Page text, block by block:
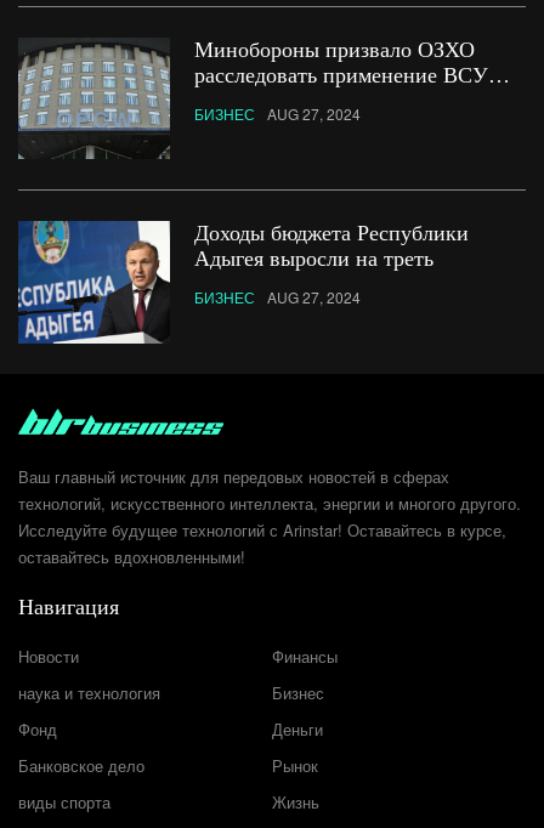
Минобороны призвало ОЗХО
расследовать применение ВСУ
БИЗНЕС AUG 27, 2024
Доходы бюджета Республики
Адыгея выросли на треть
БИЗНЕС AUG 27, 2024
Ваш главный источник для передовых новостей в сферах
технологий, искусственного интеллекта, энергии и многого другого.
Исследуйте будущее технологий с Arinstar! Оставайтесь в курсе,
оставайтесь вдохновленными!
Навигация
Новости
Финансы
наука и технология
Бизнес
Фонд
Деньги
Банковское дело
Рынок
виды спорта
Жизнь